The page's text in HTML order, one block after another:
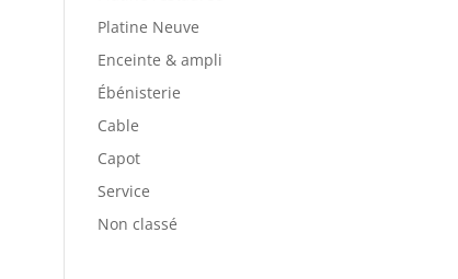
Platine Neuve
Enceinte & ampli
Ébénisterie
Cable
Capot
Service
Non classé